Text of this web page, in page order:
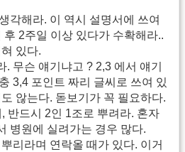
각해라. 이 역시 설명서에 쓰여
후 2주일 이상 있다가 수확해라..
있다.
. 무슨 얘기냐고 ? 2,3 에서 얘기
3,4 포인트 짜리 글씨로 쓰여 있
않는다. 돋보기가 꼭 필요하다.
반드시 2인 1조로 뿌려라. 혼자
병원에 실려가는 경우 많다.
리라며 연락올 때가 있다. 이거